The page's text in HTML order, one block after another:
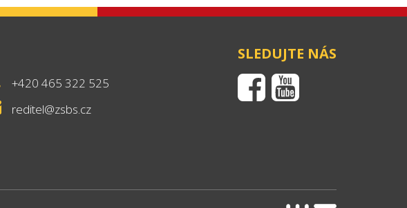
+420 465 322 525
reditel@zsbs.cz
SLEDUJTE NÁS